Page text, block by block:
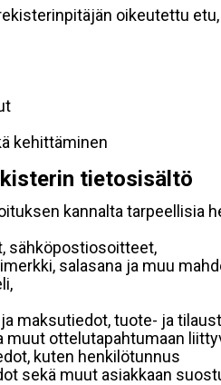
oikeutettu
kehittäminen
tietosisältö
kannalta tarpeellisia
sähköpostiosoitteet,
salasana ja muu
maksutiedot, tuote- ja
muut ottelutapahtumaan
kuten henkilötunnus
sekä muut asiakkaan